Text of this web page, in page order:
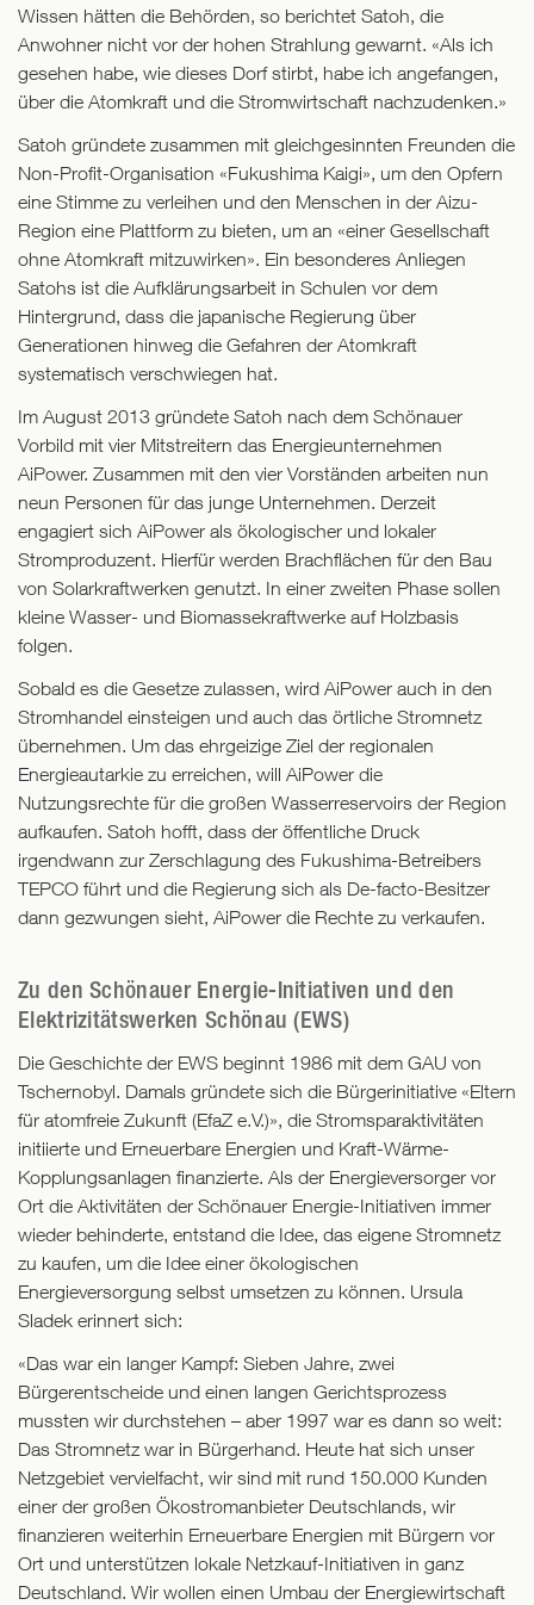
Wissen hätten die Behörden, so berichtet Satoh, die
Anwohner nicht vor der hohen Strahlung gewarnt. «Als ich
gesehen habe, wie dieses Dorf stirbt, habe ich angefangen,
über die Atomkraft und die Stromwirtschaft nachzudenken.»
Satoh gründete zusammen mit gleichgesinnten Freunden die
Non-Profit-Organisation «Fukushima Kaigi», um den Opfern
eine Stimme zu verleihen und den Menschen in der Aizu-
Region eine Plattform zu bieten, um an «einer Gesellschaft
ohne Atomkraft mitzuwirken». Ein besonderes Anliegen
Satohs ist die Aufklärungsarbeit in Schulen vor dem
Hintergrund, dass die japanische Regierung über
Generationen hinweg die Gefahren der Atomkraft
systematisch verschwiegen hat.
Im August 2013 gründete Satoh nach dem Schönauer
Vorbild mit vier Mitstreitern das Energieunternehmen
AiPower. Zusammen mit den vier Vorständen arbeiten nun
neun Personen für das junge Unternehmen. Derzeit
engagiert sich AiPower als ökologischer und lokaler
Stromproduzent. Hierfür werden Brachflächen für den Bau
von Solarkraftwerken genutzt. In einer zweiten Phase sollen
kleine Wasser- und Biomassekraftwerke auf Holzbasis
folgen.
Sobald es die Gesetze zulassen, wird AiPower auch in den
Stromhandel einsteigen und auch das örtliche Stromnetz
übernehmen. Um das ehrgeizige Ziel der regionalen
Energieautarkie zu erreichen, will AiPower die
Nutzungsrechte für die großen Wasserreservoirs der Region
aufkaufen. Satoh hofft, dass der öffentliche Druck
irgendwann zur Zerschlagung des Fukushima-Betreibers
TEPCO führt und die Regierung sich als De-facto-Besitzer
dann gezwungen sieht, AiPower die Rechte zu verkaufen.
Zu den Schönauer Energie-Initiativen und den
Elektrizitätswerken Schönau (EWS)
Die Geschichte der EWS beginnt 1986 mit dem GAU von
Tschernobyl. Damals gründete sich die Bürgerinitiative «Eltern
für atomfreie Zukunft (EfaZ e.V.)», die Stromsparaktivitäten
initiierte und Erneuerbare Energien und Kraft-Wärme-
Kopplungsanlagen finanzierte. Als der Energieversorger vor
Ort die Aktivitäten der Schönauer Energie-Initiativen immer
wieder behinderte, entstand die Idee, das eigene Stromnetz
zu kaufen, um die Idee einer ökologischen
Energieversorgung selbst umsetzen zu können. Ursula
Sladek erinnert sich:
«Das war ein langer Kampf: Sieben Jahre, zwei
Bürgerentscheide und einen langen Gerichtsprozess
mussten wir durchstehen – aber 1997 war es dann so weit:
Das Stromnetz war in Bürgerhand. Heute hat sich unser
Netzgebiet vervielfacht, wir sind mit rund 150.000 Kunden
einer der großen Ökostromanbieter Deutschlands, wir
finanzieren weiterhin Erneuerbare Energien mit Bürgern vor
Ort und unterstützen lokale Netzkauf-Initiativen in ganz
Deutschland. Wir wollen einen Umbau der Energiewirtschaft